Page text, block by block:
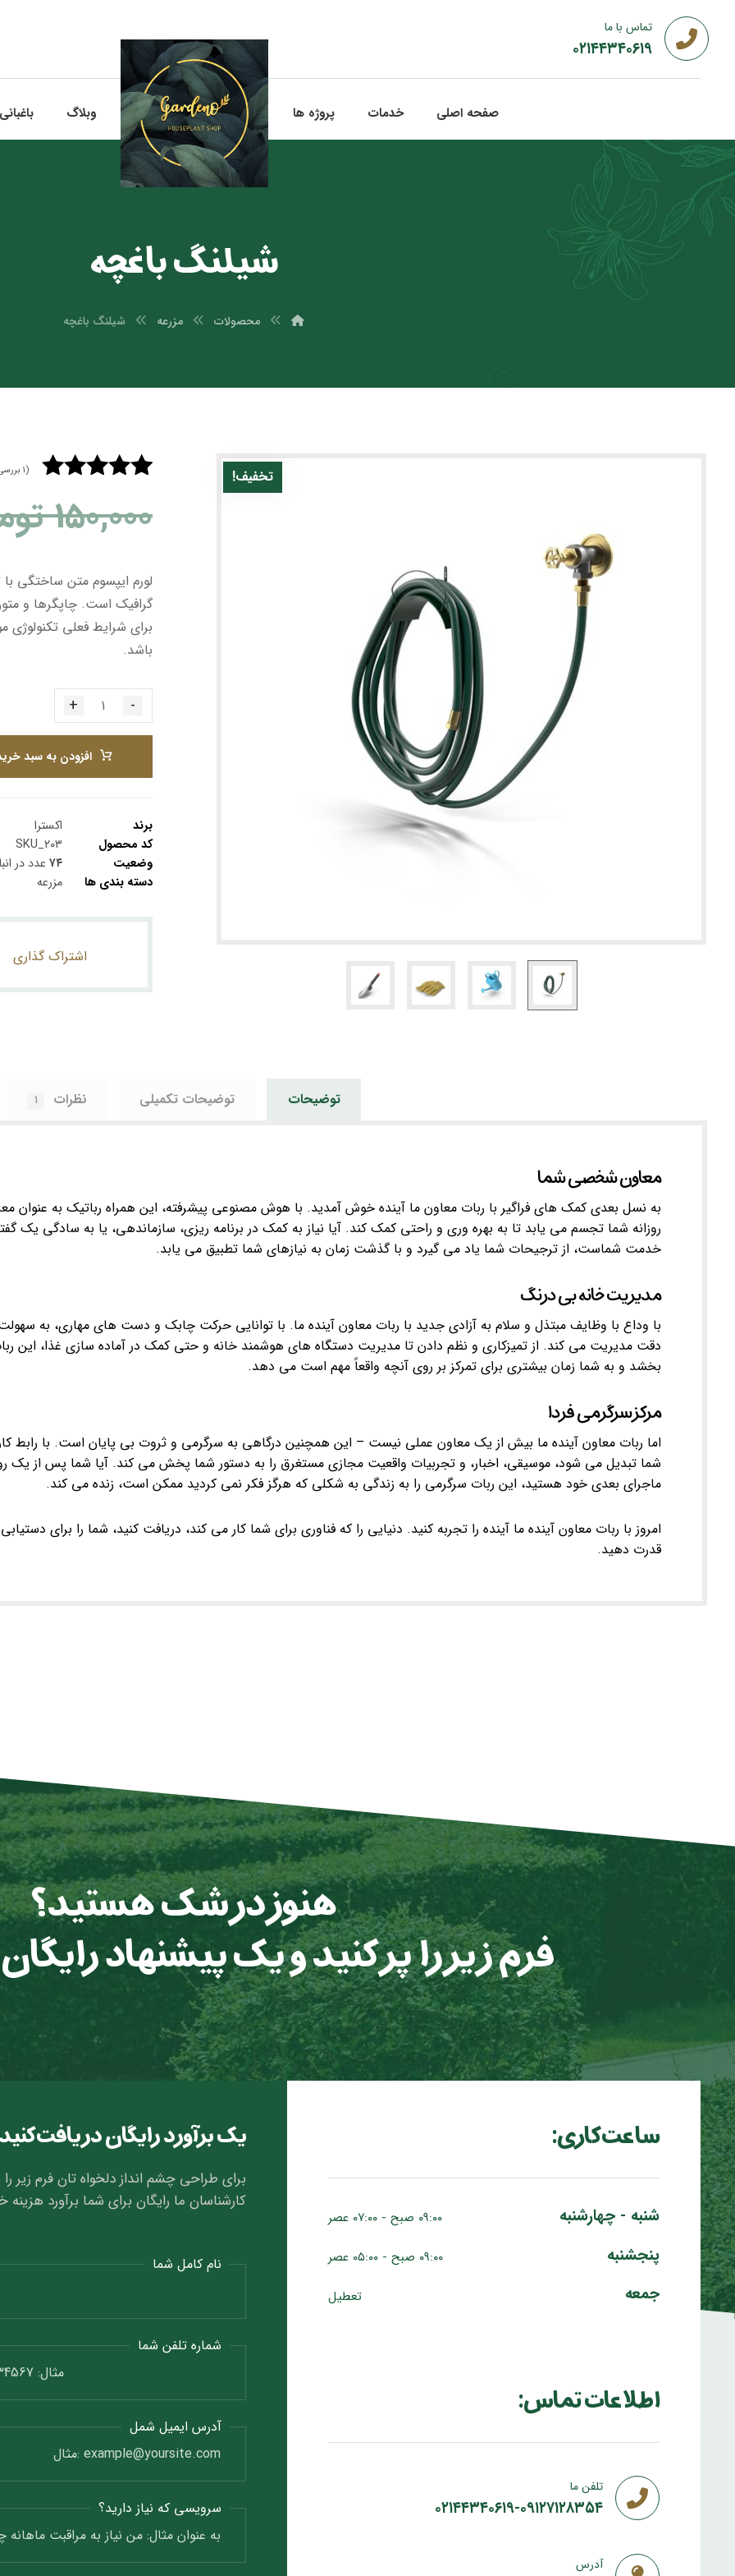
تماس با ما
۰۲۱۴۴۳۴۰۶۱۹
صفحه اصلی خدمات پروژه ها وبلاگ باغبانی
شیلنگ باغچه
محصولات مزرعه شیلنگ باغچه
بزرگنمایی تصویرتخفیف!
از ۵ در
امتیازدهی
(۱
۱۵۰,۰۰۰
لورم ایپسوم متن ساختگی
گرافیک است. چاپگرها و
برای شرایط فعلی تکنولوژی
باشد.
-
+
افزودن به سبد
برند
اکسترا
کد محصول
SKU_۲۰۳
وضعیت
۷۴ عدد در
دسته بندی ها
مزرعه
توضیحات توضیحات تکمیلی نظرات ۱
معاون شخصی شما
به نسل بعدی کمک های فراگیر با ربات معاون ما آینده خوش آمدید. با هوش مصنوعی پیشرفته، این همراه رباتیک به
روزانه شما تجسم می یابد تا به بهره وری و راحتی کمک کند. آیا نیاز به کمک در برنامه ریزی، سازماندهی، یا به سادگی یک
خدمت شماست، از ترجیحات شما یاد می گیرد و با گذشت زمان به نیازهای شما تطبیق می یابد.
مدیریت خانه بی درنگ
با وداع با وظایف مبتذل و سلام به آزادی جدید با ربات معاون آینده ما. با توانایی حرکت چابک و دست های مهاری، به
دقت مدیریت می کند. از تمیزکاری و نظم دادن تا مدیریت دستگاه های هوشمند خانه و حتی کمک در آماده سازی غذا، این
بخشد و به شما زمان بیشتری برای تمرکز بر روی آنچه واقعاً مهم است می دهد.
مرکز سرگرمی فردا
اما ربات معاون آینده ما بیش از یک معاون عملی نیست – این همچنین درگاهی به سرگرمی و ثروت بی پایان است. با رابط
شما تبدیل می شود، موسیقی، اخبار، و تجربیات واقعیت مجازی مستغرق را به دستور شما پخش می کند. آیا شما پس از یک روز
ماجرای بعدی خود هستید، این ربات سرگرمی را به زندگی به شکلی که هرگز فکر نمی کردید ممکن است، زنده می کند.
امروز با ربات معاون آینده ما آینده را تجربه کنید. دنیایی را که فناوری برای شما کار می کند، دریافت کنید، شما را برای
قدرت دهید.
هنوز در شک هستید؟
فرم زیر را پر کنید و یک پیشنهاد
ساعت کاری:
شنبه - چهارشنبه ۰۹:۰۰ صبح - ۰۷:۰۰ عصر
پنجشنبه ۰۹:۰۰ صبح - ۰۵:۰۰ عصر
جمعه تعطیل
اطلاعات تماس:
تلفن ما
۰۲۱۴۴۳۴۰۶۱۹-۰۹۱۲۷۱۲۸۳۵۴
آدرس
یک برآورد رایگان دریافت
برای طراحی چشم انداز دلخواه تان فرم زیر را
کارشناسان ما رایگان برای شما برآورد هزینه
نام کامل شما
شماره تلفن شما
آدرس ایمیل شمل
سرویسی که نیاز دارید؟